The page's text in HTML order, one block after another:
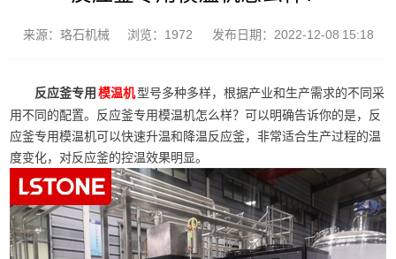
来源：珞石机械 浏览：1972 发布日期：2022-12-08 15:18
反应釜专用 模温机型号多种多样，根据产业和生产需求的不同采
用不同的配置。反应釜专用模温机怎么样？可以明确告诉你的是，反
应釜专用模温机可以快速升温和降温反应釜，非常适合生产过程的温
度变化，对反应釜的控温效果明显。